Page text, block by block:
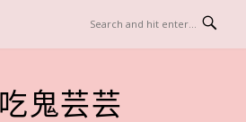
鬼芸芸